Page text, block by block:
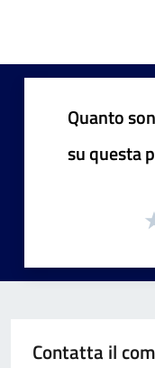
Quanto
su questa
Contatta il